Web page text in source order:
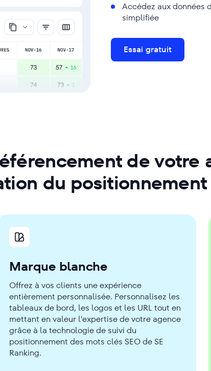
Accédez aux données
simplifiée
Essai gratuit
de votre
du
Marque blanche
Offrez à vos clients une expérience
entièrement personnalisée. Personnalisez les
tableaux de bord, les logos et les URL tout en
mettant en valeur l'expertise de votre agence
grâce à la technologie de suivi du
positionnement des mots clés SEO de SE
Ranking.